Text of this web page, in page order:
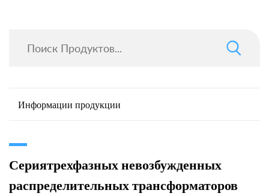
Информации продукции
Сериятрехфазных невозбужденных
распределительных трансформаторов